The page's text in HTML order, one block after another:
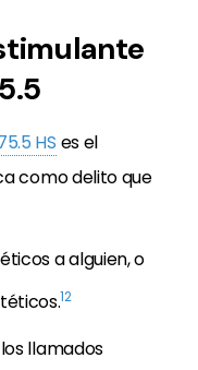
HS es el
como delito que
a alguien, o
12
llamados